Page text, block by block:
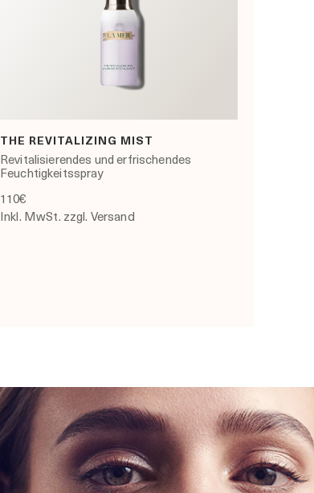
THE REVITALIZING MIST
Revitalisierendes und erfrischendes
Feuchtigkeitsspray
110€
Inkl. MwSt. zzgl. Versand